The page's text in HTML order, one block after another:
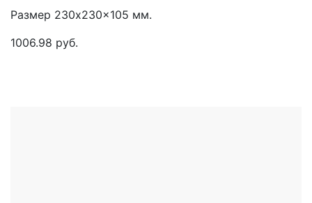
Размер 230x230x105 мм.
1006.98 руб.